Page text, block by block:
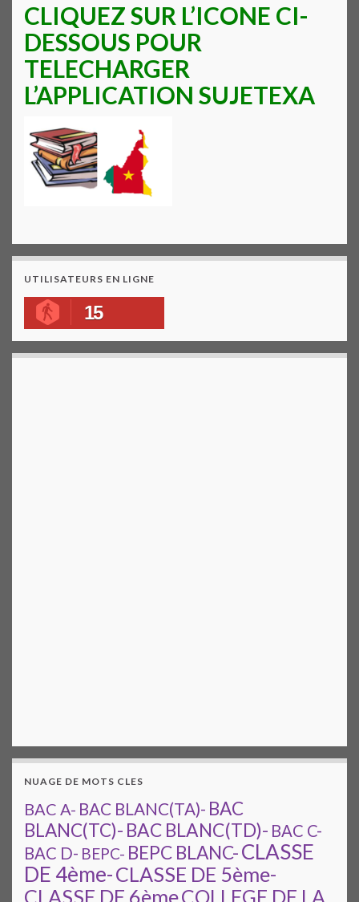
CLIQUEZ SUR L’ICONE CI-
DESSOUS POUR
TELECHARGER
L’APPLICATION SUJETEXA
UTILISATEURS EN LIGNE
15
NUAGE DE MOTS CLES
BAC A- BAC BLANC(TA)- BAC
BLANC(TC)- BAC BLANC(TD)- BAC C-
BAC D- BEPC- BEPC BLANC-CLASSE
DE 4ème-CLASSE DE 5ème-
CLASSE DE 6èmeCOLLEGE DE LA